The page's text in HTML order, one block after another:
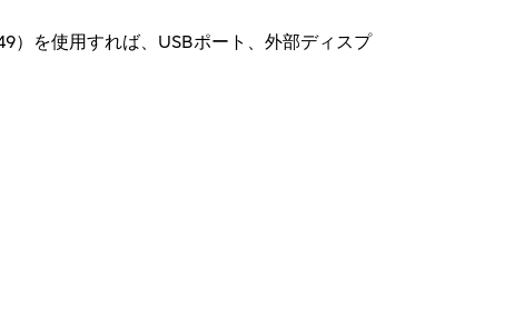
）を使用すれば、USBポート、外部ディスプ